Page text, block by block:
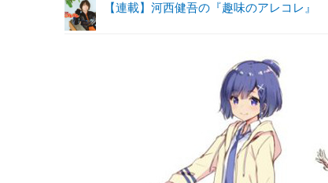
【連載】河西健吾の『趣味のアレコレ』